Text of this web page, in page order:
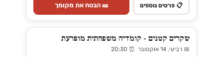
📋 פרטים נוספים 🎫 הבטח את מקומך
שקרים קטנים - קומדיה משפחתית מופרעת
📅 רביעי, 14 אוקטובר ⏰ 20:30